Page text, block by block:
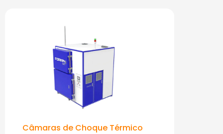
Câmaras de Choque Térmico